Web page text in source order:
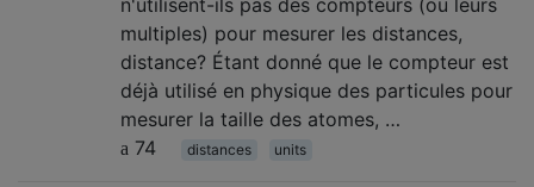
multiples) pour mesurer les distances,
distance? Étant donné que le compteur est
déjà utilisé en physique des particules pour
mesurer la taille des atomes, …
74
distances units